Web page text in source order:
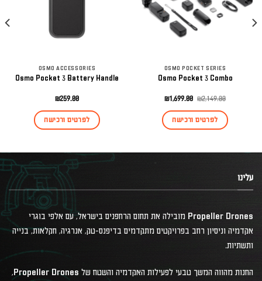
OSMO POCKET SERIES
Osmo Pocket 3 Combo
₪2,149.00
המחיר
היה:
₪2,149.00.
₪1,699.00 המחיר
הוא:
₪1,699.00.
לפרטים ורכישה
OSMO ACCESSORIES
Osmo Pocket 3 Battery Handle
₪259.00
לפרטים ורכישה
עלינו
Propeller Drones מובילה את תחום הרחפנים בישראל, עם אלפי בוגרי
אקדמיה וניסיון רחב בפרויקטים מתקדמים בדיפנס-טק, אנרגיה, חקלאות, בנייה
ותשתיות.
החנות מהווה המשך טבעי לפעילות האקדמיה והשטח של Propeller Drones,